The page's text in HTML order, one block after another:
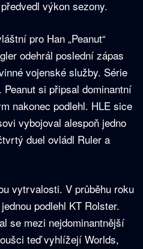
výkon sezony.
pro Han „Peanut“
odehrál poslední zápas
vojenské služby. Série
si připsal dominantní
nakonec podlehl. HLE sice
vybojoval alespoň jedno
duel ovládl Ruler a
vytrvalosti. V průběhu roku
podlehl KT Rolster.
se mezi nejdominantnější
teď vyhlížejí Worlds,